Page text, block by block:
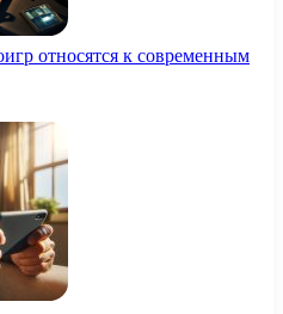
относятся к современным